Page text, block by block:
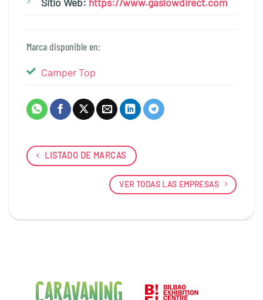
Marca disponible en:
Camper Top
LISTADO DE MARCAS
VER TODAS LAS EMPRESAS